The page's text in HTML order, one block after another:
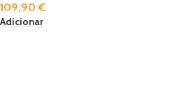
109,90€
Adicionar